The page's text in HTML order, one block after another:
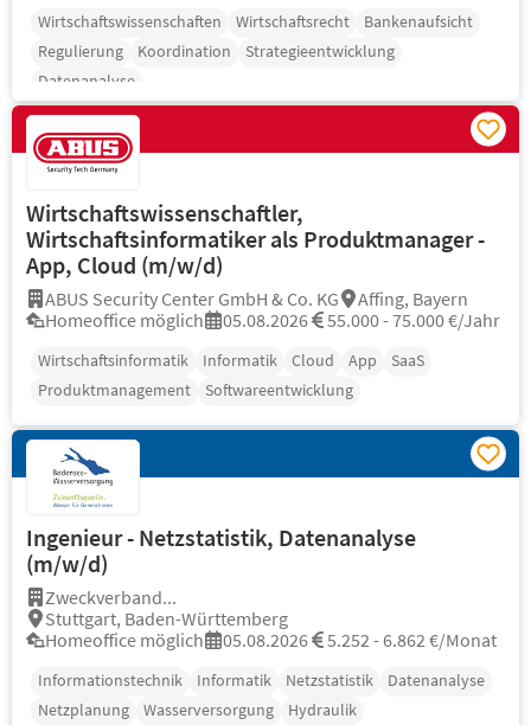
Wirtschaftswissenschaften Wirtschaftsrecht
Bankenaufsicht
Regulierung
Koordination
Strategieentwicklung
Datenanalyse
Wirtschaftswissenschaftler,
Wirtschaftsinformatiker als Produktmanager -
App, Cloud (m/w/d)
ABUS Security Center GmbH & Co. KG
Affing, Bayern
Homeoffice möglich
05.08.2026 55.000 - 75.000 €/Jahr
Wirtschaftsinformatik Informatik Cloud App
SaaS
Produktmanagement
Softwareentwicklung
Ingenieur - Netzstatistik, Datenanalyse
(m/w/d)
Zweckverband...
Stuttgart, Baden-Württemberg
Homeoffice möglich
05.08.2026 5.252 - 6.862 €/Monat
Informationstechnik Informatik Netzstatistik
Datenanalyse
Netzplanung
Wasserversorgung Hydraulik